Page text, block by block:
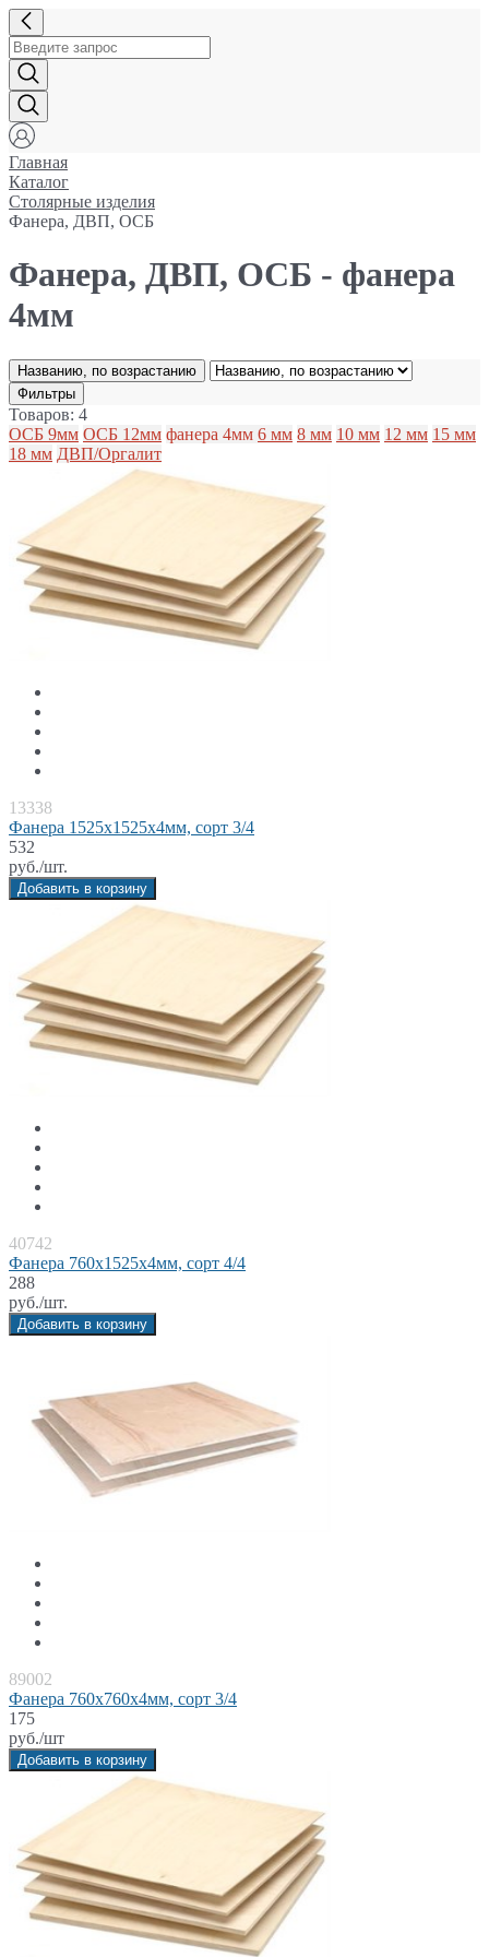
Главная
Каталог
Столярные изделия
Фанера, ДВП, ОСБ
Фанера, ДВП, ОСБ - фанера
4мм
Названию, по возрастанию
Фильтры
Товаров: 4
ОСБ 9мм ОСБ 12мм фанера 4мм 6 мм 8 мм 10 мм 12 мм 15 мм
18 мм ДВП/Оргалит
13338
Фанера 1525x1525x4мм, сорт 3/4
532
руб./шт.
Добавить в корзину
40742
Фанера 760x1525x4мм, сорт 4/4
288
руб./шт.
Добавить в корзину
89002
Фанера 760x760x4мм, сорт 3/4
175
руб./шт
Добавить в корзину